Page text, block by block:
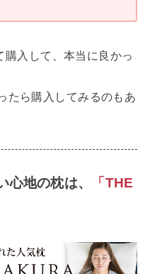
入して、本当に良かっ
たら購入してみるのもあ
心地の枕は、
「THE